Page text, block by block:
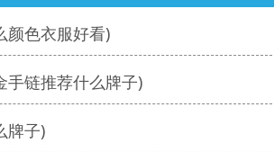
颜色衣服好看)
手链推荐什么牌子)
牌子)